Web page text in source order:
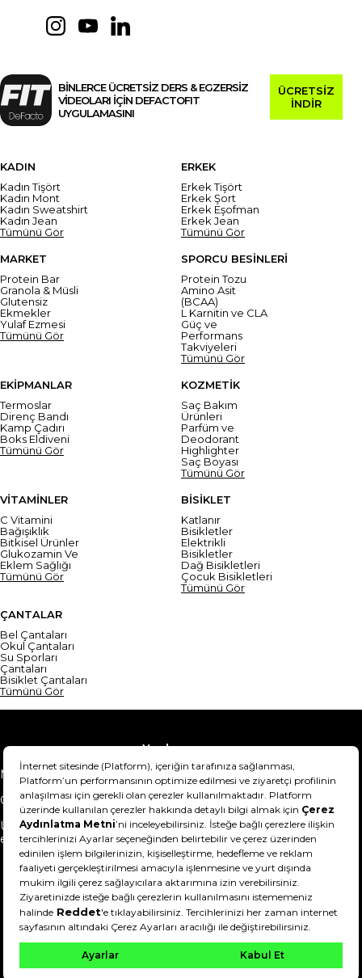
BİNLERCE ÜCRETSİZ DERS & EGZERSİZ
VİDEOLARI İÇİN DEFACTOFIT
UYGULAMASINI
ÜCRETSİZ
İNDİR
KADIN
Kadın Tişört
Kadın Mont
Kadın Sweatshirt
Kadın Jean
Tümünü Gör
ERKEK
Erkek Tişört
Erkek Şort
Erkek Eşofman
Erkek Jean
Tümünü Gör
MARKET
Protein Bar
Granola & Müsli
Glutensiz
Ekmekler
Yulaf Ezmesi
Tümünü Gör
SPORCU BESİNLERİ
Protein Tozu
Amino Asit
(BCAA)
L Karnitin ve CLA
Güç ve
Performans
Takviyeleri
Tümünü Gör
EKİPMANLAR
Termoslar
Direnç Bandı
Kamp Çadırı
Boks Eldiveni
Tümünü Gör
KOZMETİK
Saç Bakım
Ürünleri
Parfüm ve
Deodorant
Highlighter
Saç Boyası
Tümünü Gör
VİTAMİNLER
C Vitamini
Bağışıklık
Bitkisel Ürünler
Glukozamin Ve
Eklem Sağlığı
Tümünü Gör
BİSİKLET
Katlanır
Bisikletler
Elektrikli
Bisikletler
Dağ Bisikletleri
Çocuk Bisikletleri
Tümünü Gör
ÇANTALAR
Bel Çantaları
Okul Çantaları
Su Sporları
Çantaları
Bisiklet Çantaları
Tümünü Gör
Yardım
Mesafeli Satış Sözleşmesi
Teslimat Bilgisi
Gizlilik Sözleşmesi
Şartlar & Koşullar
Ürünümü nasıl iade
edebilirim?
Hakkımızda
DeFactoFIT ©️ 2022-2026. Tüm hakları saklıdır.
21